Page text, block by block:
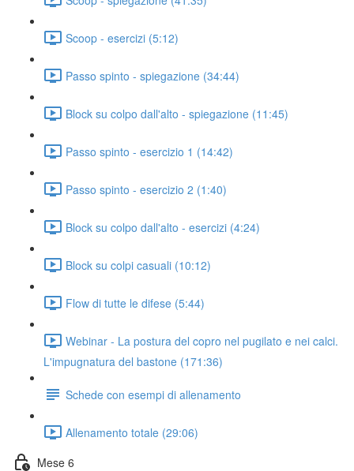
Scoop - esercizi (5:12)
Passo spinto - spiegazione (34:44)
Block su colpo dall'alto - spiegazione (11:45)
Passo spinto - esercizio 1 (14:42)
Passo spinto - esercizio 2 (1:40)
Block su colpo dall'alto - esercizi (4:24)
Block su colpi casuali (10:12)
Flow di tutte le difese (5:44)
Webinar - La postura del copro nel pugilato e nei calci.
L'impugnatura del bastone (171:36)
Schede con esempi di allenamento
Allenamento totale (29:06)
Mese 6